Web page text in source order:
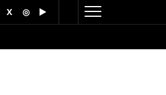
X ◎ ▶